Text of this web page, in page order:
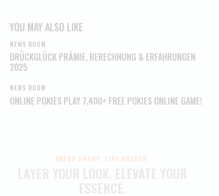
YOU MAY ALSO LIKE
NEWS ROOM
DRÜCKGLÜCK PRÄMIE, BERECHNUNG & ERFAHRUNGEN
2025
NEWS ROOM
ONLINE POKIES PLAY 7,400+ FREE POKIES ONLINE GAME!
DRESS SHARP. LIVE BOLDER.